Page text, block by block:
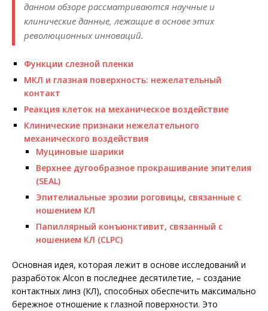
данном обзоре рассматриваются научные и
клинические данные, лежащие в основе этих
революционных инноваций.
Функции слезной пленки
МКЛ и глазная поверхность: нежелательный
контакт
Реакция клеток на механическое воздействие
Клинические признаки нежелательного
механического воздействия
Муциновые шарики
Верхнее дугообразное прокрашивание эпителия
(SEAL)
Эпителиальные эрозии роговицы, связанные с
ношением КЛ
Папиллярный конъюнктивит, связанный с
ношением КЛ (CLPC)
Основная идея, которая лежит в основе исследований и
разработок Alcon в последнее десятилетие, – создание
контактных линз (КЛ), способных обеспечить максимально
бережное отношение к глазной поверхности. Это